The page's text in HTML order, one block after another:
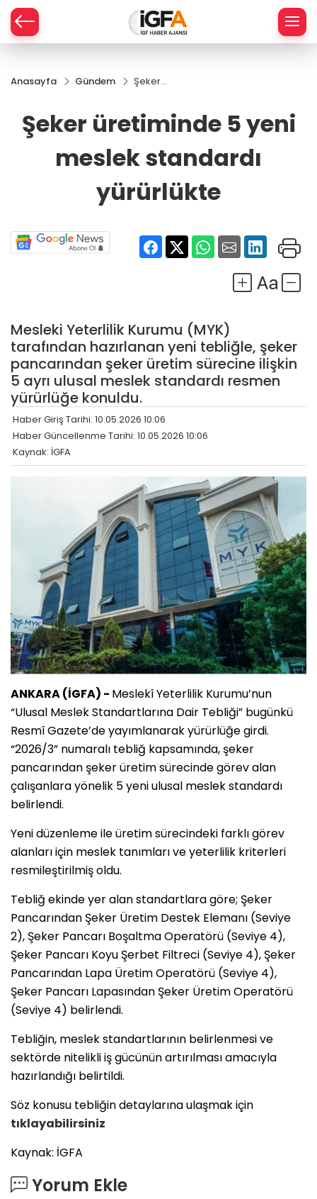
Anasayfa Gündem
Şeker
meslek
yürürlükte
Şeker üretiminde 5 yeni
meslek standardı
yürürlükte
Mesleki Yeterlilik Kurumu (MYK)
tarafından hazırlanan yeni tebliğle, şeker
pancarından şeker üretim sürecine ilişkin
5 ayrı ulusal meslek standardı resmen
yürürlüğe konuldu.
Haber Giriş Tarihi: 10.05.2026 10:06
Haber Güncellenme Tarihi: 10.05.2026 10:06
Kaynak: İGFA
ANKARA (İGFA) - Meslekî Yeterlilik Kurumu’nun
“Ulusal Meslek Standartlarına Dair Tebliği” bugünkü
Resmî Gazete’de yayımlanarak yürürlüğe girdi.
“2026/3” numaralı tebliğ kapsamında, şeker
pancarından şeker üretim sürecinde görev alan
çalışanlara yönelik 5 yeni ulusal meslek standardı
belirlendi.
Yeni düzenleme ile üretim sürecindeki farklı görev
alanları için meslek tanımları ve yeterlilik kriterleri
resmileştirilmiş oldu.
Tebliğ ekinde yer alan standartlara göre; Şeker
Pancarından Şeker Üretim Destek Elemanı (Seviye
2), Şeker Pancarı Boşaltma Operatörü (Seviye 4),
Şeker Pancarı Koyu Şerbet Filtreci (Seviye 4), Şeker
Pancarından Lapa Üretim Operatörü (Seviye 4),
Şeker Pancarı Lapasından Şeker Üretim Operatörü
(Seviye 4) belirlendi.
Tebliğin, meslek standartlarının belirlenmesi ve
sektörde nitelikli iş gücünün artırılması amacıyla
hazırlandığı belirtildi.
Söz konusu tebliğin detaylarına ulaşmak için
tıklayabilirsiniz
Kaynak: İGFA
Yorum Ekle